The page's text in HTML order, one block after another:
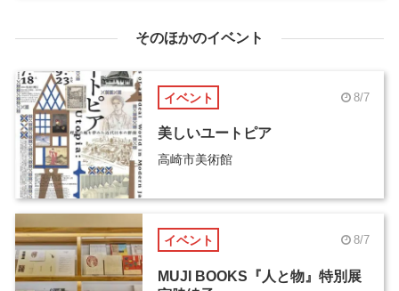
そのほかのイベント
イベント 8/7
美しいユートピア
高崎市美術館
イベント 8/7
MUJI BOOKS『人と物』特別展